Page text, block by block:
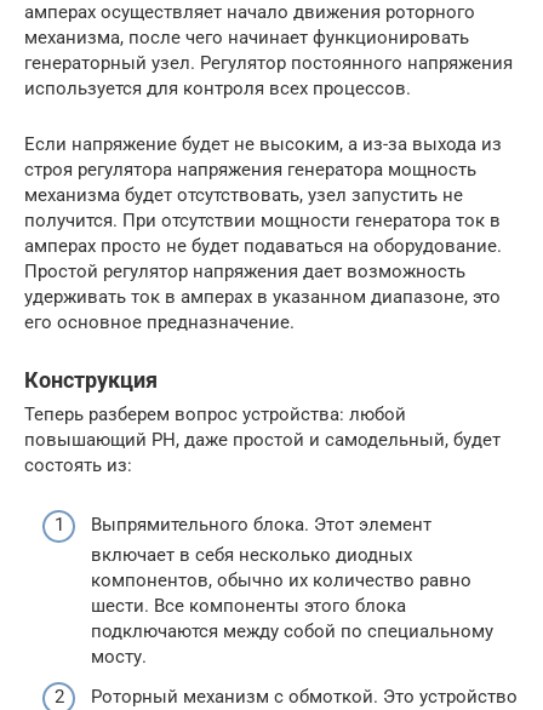
амперах осуществляет начало движения роторного
механизма, после чего начинает функционировать
генераторный узел. Регулятор постоянного напряжения
используется для контроля всех процессов.
Если напряжение будет не высоким, а из-за выхода из
строя регулятора напряжения генератора мощность
механизма будет отсутствовать, узел запустить не
получится. При отсутствии мощности генератора ток в
амперах просто не будет подаваться на оборудование.
Простой регулятор напряжения дает возможность
удерживать ток в амперах в указанном диапазоне, это
его основное предназначение.
Конструкция
Теперь разберем вопрос устройства: любой
повышающий РН, даже простой и самодельный, будет
состоять из:
Выпрямительного блока. Этот элемент
включает в себя несколько диодных
компонентов, обычно их количество равно
шести. Все компоненты этого блока
подключаются между собой по специальному
мосту.
Роторный механизм с обмоткой. Это устройство